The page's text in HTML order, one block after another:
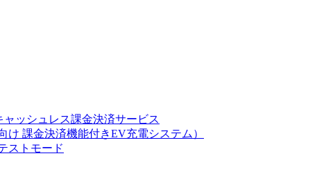
ャッシュレス課金決済サービス
課金決済機能付きEV充電システム）
ストモード